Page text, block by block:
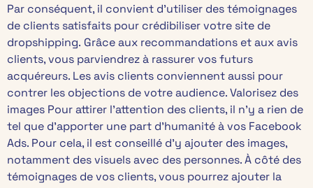
Par conséquent, il convient d’utiliser des témoignages
de clients satisfaits pour crédibiliser votre site de
dropshipping. Grâce aux recommandations et aux avis
clients, vous parviendrez à rassurer vos futurs
acquéreurs. Les avis clients conviennent aussi pour
contrer les objections de votre audience. Valorisez des
images Pour attirer l’attention des clients, il n’y a rien de
tel que d’apporter une part d’humanité à vos Facebook
Ads. Pour cela, il est conseillé d’y ajouter des images,
notamment des visuels avec des personnes. À côté des
témoignages de vos clients, vous pourrez ajouter la